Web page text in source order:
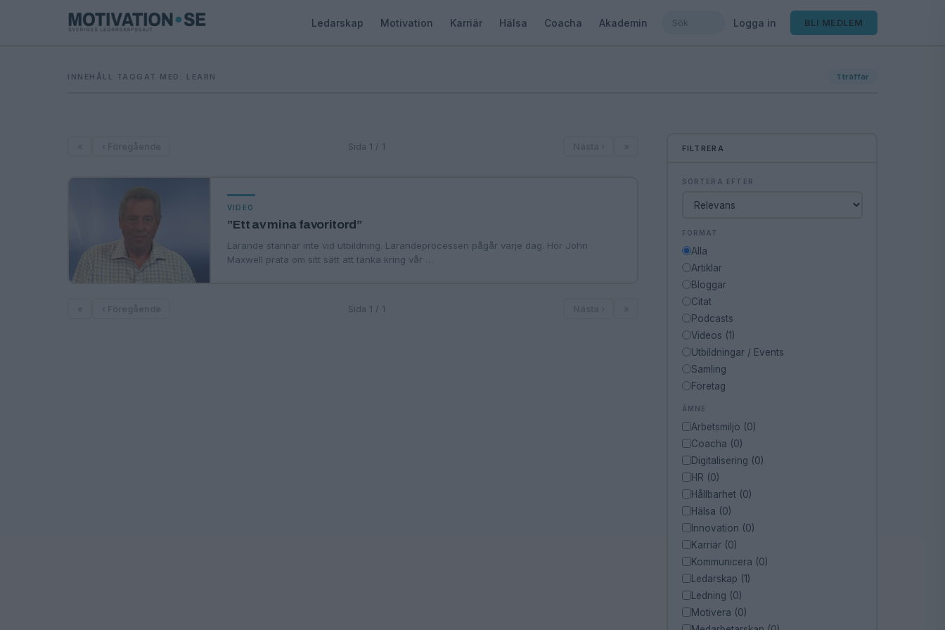
Ledarskap Motivation Karriär Hälsa Coacha Akademin Logga in BLI MEDLEM
INNEHÅLL TAGGAT MED: LEARN 1 träffar
Sida 1 / 1
VIDEO
”Ett av mina favoritord”
Lärande stannar inte vid utbildning. Lärandeprocessen pågår varje dag. Hör John
Maxwell prata om sitt sätt att tänka kring vår …
Sida 1 / 1
FILTRERA
SORTERA EFTER
FORMAT
Alla
Artiklar
Bloggar
Citat
Podcasts
Videos (1)
Utbildningar / Events
Samling
Företag
ÄMNE
Arbetsmiljö (0)
Coacha (0)
Digitalisering (0)
HR (0)
Hållbarhet (0)
Hälsa (0)
Innovation (0)
Karriär (0)
Kommunicera (0)
Ledarskap (1)
Ledning (0)
Motivera (0)